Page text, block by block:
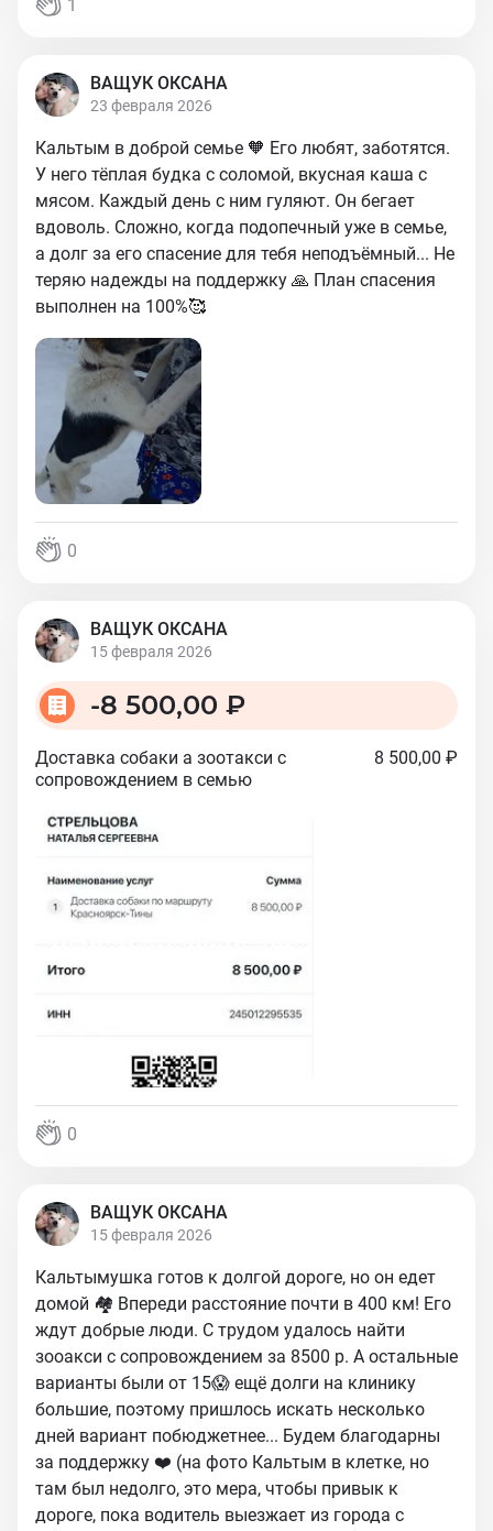
1
ВАЩУК ОКСАНА
23 февраля 2026
Кальтым в доброй семье 🧡 Его любят, заботятся.
У него тёплая будка с соломой, вкусная каша с
мясом. Каждый день с ним гуляют. Он бегает
вдоволь. Сложно, когда подопечный уже в семье,
а долг за его спасение для тебя неподъёмный... Не
теряю надежды на поддержку 🙏 План спасения
выполнен на 100%🥰
0
ВАЩУК ОКСАНА
15 февраля 2026
-8 500,00 ₽
Доставка собаки а зоотакси с
сопровождением в семью
8 500,00 ₽
0
ВАЩУК ОКСАНА
15 февраля 2026
Кальтымушка готов к долгой дороге, но он едет
домой 🏘️ Впереди расстояние почти в 400 км! Его
ждут добрые люди. С трудом удалось найти
зооакси с сопровождением за 8500 р. А остальные
варианты были от 15😱 ещё долги на клинику
большие, поэтому пришлось искать несколько
дней вариант побюджетнее... Будем благодарны
за поддержку ❤️ (на фото Кальтым в клетке, но
там был недолго, это мера, чтобы привык к
дороге, пока водитель выезжает из города с